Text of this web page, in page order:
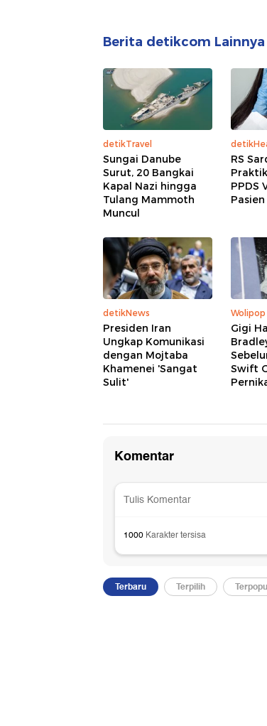
Berita detikcom Lainnya
detikTravel
Sungai Danube
Surut, 20 Bangkai
Kapal Nazi hingga
Tulang Mammoth
Muncul
RS
PPDS
detikNews
Presiden Iran
Ungkap Komunikasi
dengan Mojtaba
Khamenei 'Sangat
Sulit'
Wolipop
Gigi
Swift